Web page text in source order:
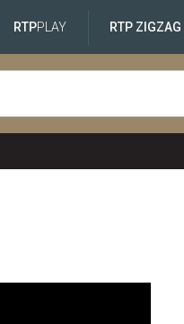
RTPPLAY RTP ZIGZAG